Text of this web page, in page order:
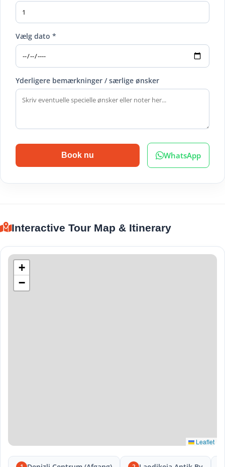
Vælg dato *
Yderligere bemærkninger / særlige ønsker
Book nu WhatsApp
Interactive Tour Map & Itinerary
+
−
Leaflet